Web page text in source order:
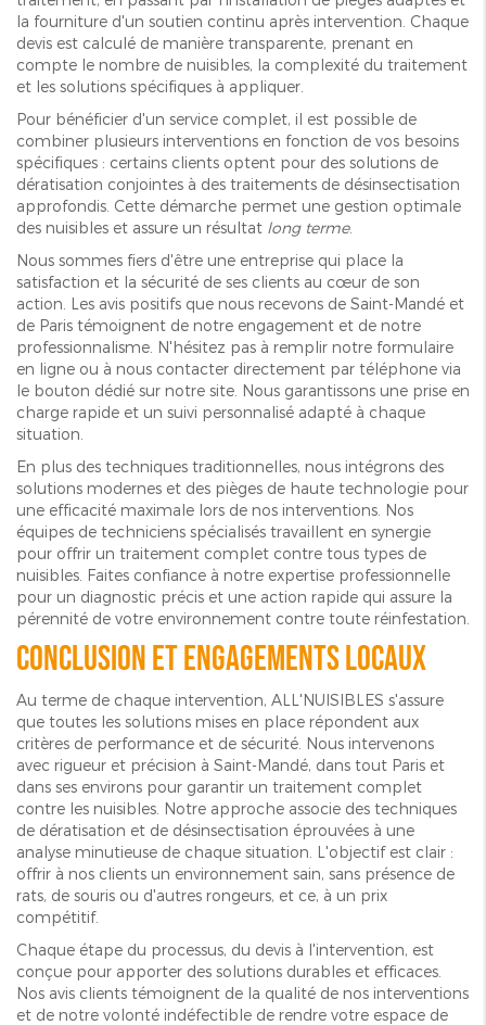
la fourniture d'un soutien continu après intervention. Chaque
devis est calculé de manière transparente, prenant en
compte le nombre de nuisibles, la complexité du traitement
et les solutions spécifiques à appliquer.
Pour bénéficier d'un service complet, il est possible de
combiner plusieurs interventions en fonction de vos besoins
spécifiques : certains clients optent pour des solutions de
dératisation conjointes à des traitements de désinsectisation
approfondis. Cette démarche permet une gestion optimale
des nuisibles et assure un résultat long terme.
Nous sommes fiers d'être une entreprise qui place la
satisfaction et la sécurité de ses clients au cœur de son
action. Les avis positifs que nous recevons de Saint-Mandé et
de Paris témoignent de notre engagement et de notre
professionnalisme. N'hésitez pas à remplir notre formulaire
en ligne ou à nous contacter directement par téléphone via
le bouton dédié sur notre site. Nous garantissons une prise en
charge rapide et un suivi personnalisé adapté à chaque
situation.
En plus des techniques traditionnelles, nous intégrons des
solutions modernes et des pièges de haute technologie pour
une efficacité maximale lors de nos interventions. Nos
équipes de techniciens spécialisés travaillent en synergie
pour offrir un traitement complet contre tous types de
nuisibles. Faites confiance à notre expertise professionnelle
pour un diagnostic précis et une action rapide qui assure la
pérennité de votre environnement contre toute réinfestation.
Conclusion et engagements locaux
Au terme de chaque intervention, ALL'NUISIBLES s'assure
que toutes les solutions mises en place répondent aux
critères de performance et de sécurité. Nous intervenons
avec rigueur et précision à Saint-Mandé, dans tout Paris et
dans ses environs pour garantir un traitement complet
contre les nuisibles. Notre approche associe des techniques
de dératisation et de désinsectisation éprouvées à une
analyse minutieuse de chaque situation. L'objectif est clair :
offrir à nos clients un environnement sain, sans présence de
rats, de souris ou d'autres rongeurs, et ce, à un prix
compétitif.
Chaque étape du processus, du devis à l'intervention, est
conçue pour apporter des solutions durables et efficaces.
Nos avis clients témoignent de la qualité de nos interventions
et de notre volonté indéfectible de rendre votre espace de